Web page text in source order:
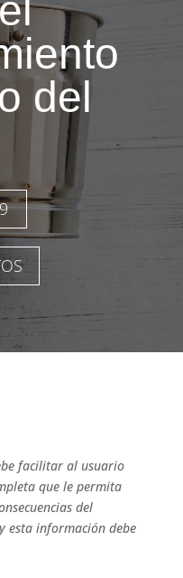
del
facilitar al usuario
que le permita
del
esta información debe